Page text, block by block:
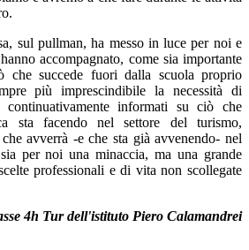
sul pullman, ha messo in luce per noi e
accompagnato, come sia importante
che succede fuori dalla scuola proprio
più imprescindibile la necessità di
continuativamente informati su ciò che
sta facendo nel settore del turismo,
avverrà -e che sta già avvenendo- nel
per noi una minaccia, ma una grande
professionali e di vita non scollegate
4h Tur dell'istituto Piero Calamandrei